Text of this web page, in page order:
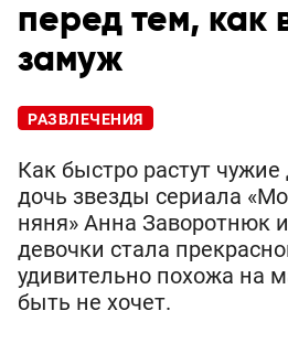
перед тем, как
замуж
РАЗВЛЕЧЕНИЯ
Как быстро растут
дочь звезды сериала
няня» Анна Заворотнюк
девочки стала
удивительно похожа на
быть не хочет.